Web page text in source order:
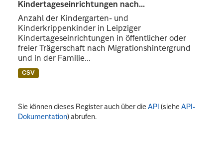
Kindertageseinrichtungen nach...
Anzahl der Kindergarten- und
Kinderkrippenkinder in Leipziger
Kindertageseinrichtungen in öffentlicher oder
freier Trägerschaft nach Migrationshintergrund
und in der Familie...
CSV
Sie können dieses Register auch über dieAPI (sieheAPI-
Dokumentation) abrufen.